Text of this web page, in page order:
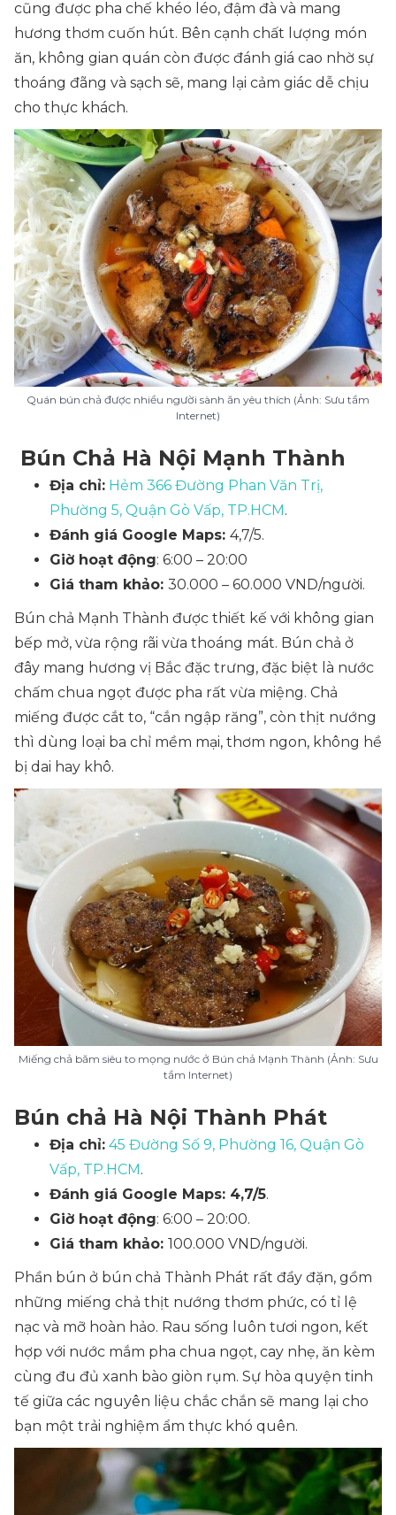
cũng được pha chế khéo léo, đậm đà và mang
hương thơm cuốn hút. Bên cạnh chất lượng món
ăn, không gian quán còn được đánh giá cao nhờ sự
thoáng đãng và sạch sẽ, mang lại cảm giác dễ chịu
cho thực khách.
Quán bún chả được nhiều người sành ăn yêu thích (Ảnh: Sưu tầm
Internet)
Bún Chả Hà Nội Mạnh Thành
Địa chỉ: Hẻm 366 Đường Phan Văn Trị,
Phường 5, Quận Gò Vấp, TP.HCM.
Đánh giá Google Maps: 4,7/5.
Giờ hoạt động: 6:00 – 20:00
Giá tham khảo: 30.000 – 60.000 VND/người.
Bún chả Mạnh Thành được thiết kế với không gian
bếp mở, vừa rộng rãi vừa thoáng mát. Bún chả ở
đây mang hương vị Bắc đặc trưng, đặc biệt là nước
chấm chua ngọt được pha rất vừa miệng. Chả
miếng được cắt to, “cắn ngập răng”, còn thịt nướng
thì dùng loại ba chỉ mềm mại, thơm ngon, không hề
bị dai hay khô.
Miếng chả băm siêu to mọng nước ở Bún chả Mạnh Thành (Ảnh: Sưu
tầm Internet)
Bún chả Hà Nội Thành Phát
Địa chỉ: 45 Đường Số 9, Phường 16, Quận Gò
Vấp, TP.HCM.
Đánh giá Google Maps: 4,7/5.
Giờ hoạt động: 6:00 – 20:00.
Giá tham khảo: 100.000 VND/người.
Phần bún ở bún chả Thành Phát rất đầy đặn, gồm
những miếng chả thịt nướng thơm phức, có tỉ lệ
nạc và mỡ hoàn hảo. Rau sống luôn tươi ngon, kết
hợp với nước mắm pha chua ngọt, cay nhẹ, ăn kèm
cùng đu đủ xanh bào giòn rụm. Sự hòa quyện tinh
tế giữa các nguyên liệu chắc chắn sẽ mang lại cho
bạn một trải nghiệm ẩm thực khó quên.